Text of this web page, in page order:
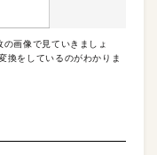
画像で見ていきましょ
換をしているのがわかりま